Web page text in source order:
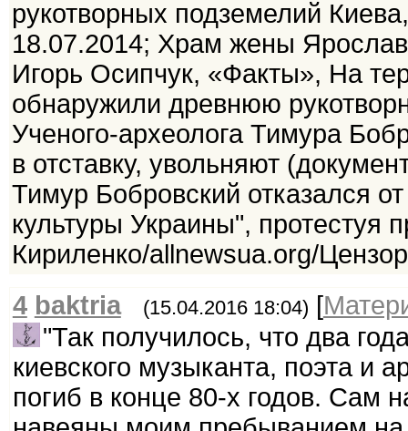
рукотворных подземелий
18.07.2014; Храм жены
Игорь Осипчук, «Факты», На
обнаружили древнюю
Ученого-археолога Тимура
в отставку, увольняют
Тимур Бобровский отказался
культуры Украины", протестуя
Кириленко/allnewsua.org/
4 baktria (15.04.2016 18:04) [
"Так получилось, что два
киевского музыканта, поэта и
погиб в конце 80-х годов. Сам